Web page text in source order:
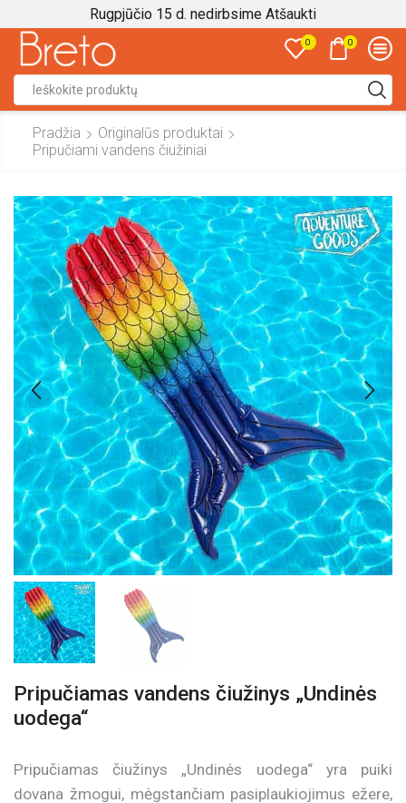
Rugpjūčio 15 d. nedirbsime Atšaukti
0 0
input
Pradžia
Originalūs produktai
Pripučiami vandens čiužiniai
Pripučiamas vandens čiužinys „Undinės
uodega“
Pripučiamas čiužinys „Undinės uodega“ yra puiki
dovana žmogui, mėgstančiam pasiplaukiojimus ežere,